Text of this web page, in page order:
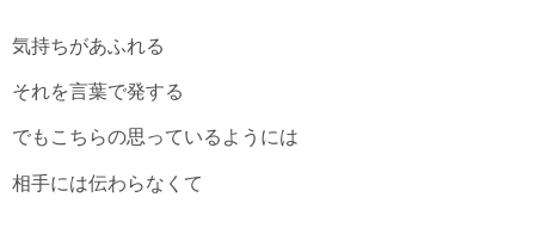
気持ちがあふれる
それを言葉で発する
でもこちらの思っているようには
相手には伝わらなくて